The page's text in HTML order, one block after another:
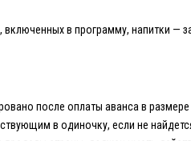
в программу, напитки —
после оплаты аванса в
в одиночку, если не